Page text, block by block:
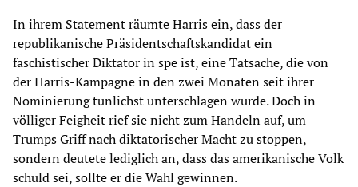
In ihrem Statement räumte Harris ein, dass der
republikanische Präsidentschaftskandidat ein
faschistischer Diktator in spe ist, eine Tatsache, die von
der Harris-Kampagne in den zwei Monaten seit ihrer
Nominierung tunlichst unterschlagen wurde. Doch in
völliger Feigheit rief sie nicht zum Handeln auf, um
Trumps Griff nach diktatorischer Macht zu stoppen,
sondern deutete lediglich an, dass das amerikanische Volk
schuld sei, sollte er die Wahl gewinnen.